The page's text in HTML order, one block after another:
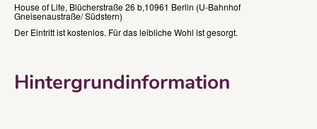
House of Life, Blücherstraße 26 b,10961 Berlin (U-Bahnhof
Gneisenaustraße/ Südstern)
Der Eintritt ist kostenlos. Für das leibliche Wohl ist gesorgt.
Hintergrundinformation